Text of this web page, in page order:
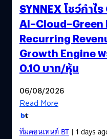
SYNNEX โชว์กำไ
AI–Cloud–Green
Recurring
Growth Engine
0.10 บาท/หุ้น
06/08/2026
Read More
ทีมคอนเทนต์ BT| 1 days